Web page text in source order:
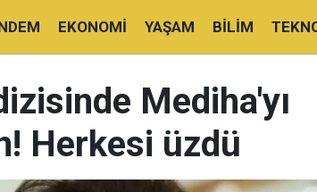
EKONOMI YAŞAM BILIM
Mediha'yı
Herkesi üzdü